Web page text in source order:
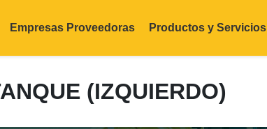
Empresas Proveedoras Productos y Servicios
(IZQUIERDO)